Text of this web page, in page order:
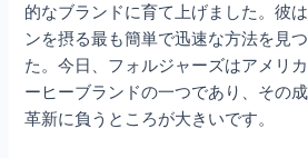
的なブランドに育て上げました。彼
ンを摂る最も簡単で迅速な方法を見
た。今日、フォルジャーズはアメリ
ーヒーブランドの一つであり、その
革新に負うところが大きいです。